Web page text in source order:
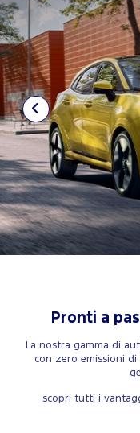
Pronti a
La nostra gamma di
con zero emissioni di
scopri tutti i